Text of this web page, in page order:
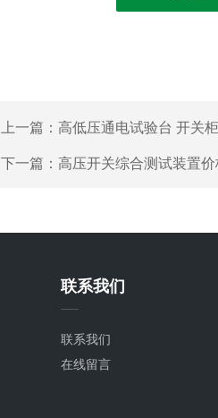
上一篇： 高低压通电试验台 开关
下一篇： 高压开关综合测试装置价
联系我们
联系我们
在线留言